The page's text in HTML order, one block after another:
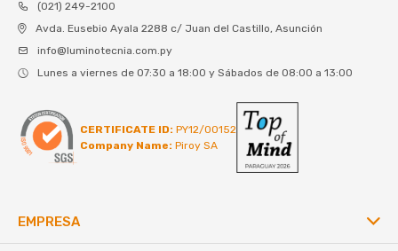
(021) 249-2100
Avda. Eusebio Ayala 2288 c/ Juan del Castillo, Asunción
info@luminotecnia.com.py
Lunes a viernes de 07:30 a 18:00 y Sábados de 08:00 a 13:00
CERTIFICATE ID: PY12/00152
Company Name: Piroy SA
EMPRESA